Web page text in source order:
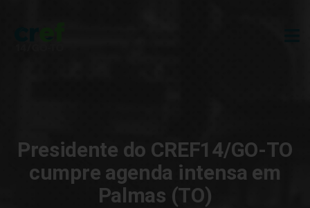
Presidente do CREF14/GO-TO
cumpre agenda intensa em
Palmas (TO)